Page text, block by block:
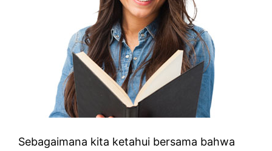
Sebagaimana kita ketahui bersama bahwa